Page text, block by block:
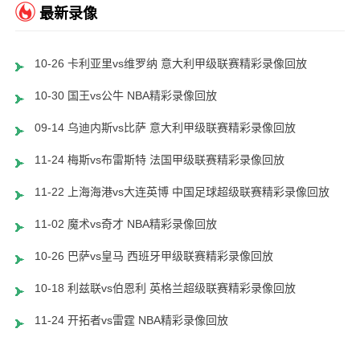
最新录像
10-26 卡利亚里vs维罗纳 意大利甲级联赛精彩录像回放
10-30 国王vs公牛 NBA精彩录像回放
09-14 乌迪内斯vs比萨 意大利甲级联赛精彩录像回放
11-24 梅斯vs布雷斯特 法国甲级联赛精彩录像回放
11-22 上海海港vs大连英博 中国足球超级联赛精彩录像回放
11-02 魔术vs奇才 NBA精彩录像回放
10-26 巴萨vs皇马 西班牙甲级联赛精彩录像回放
10-18 利兹联vs伯恩利 英格兰超级联赛精彩录像回放
11-24 开拓者vs雷霆 NBA精彩录像回放